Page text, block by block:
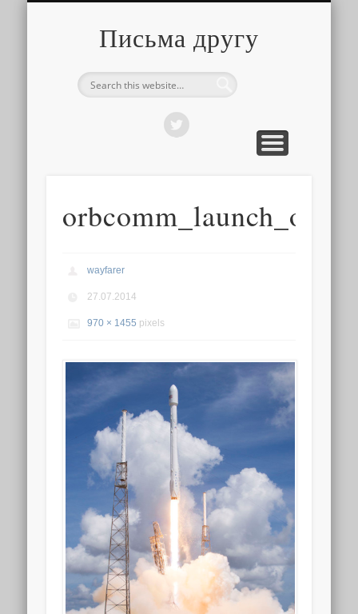
Письма другу
wayfarer
27.07.2014
970 × 1455 pixels